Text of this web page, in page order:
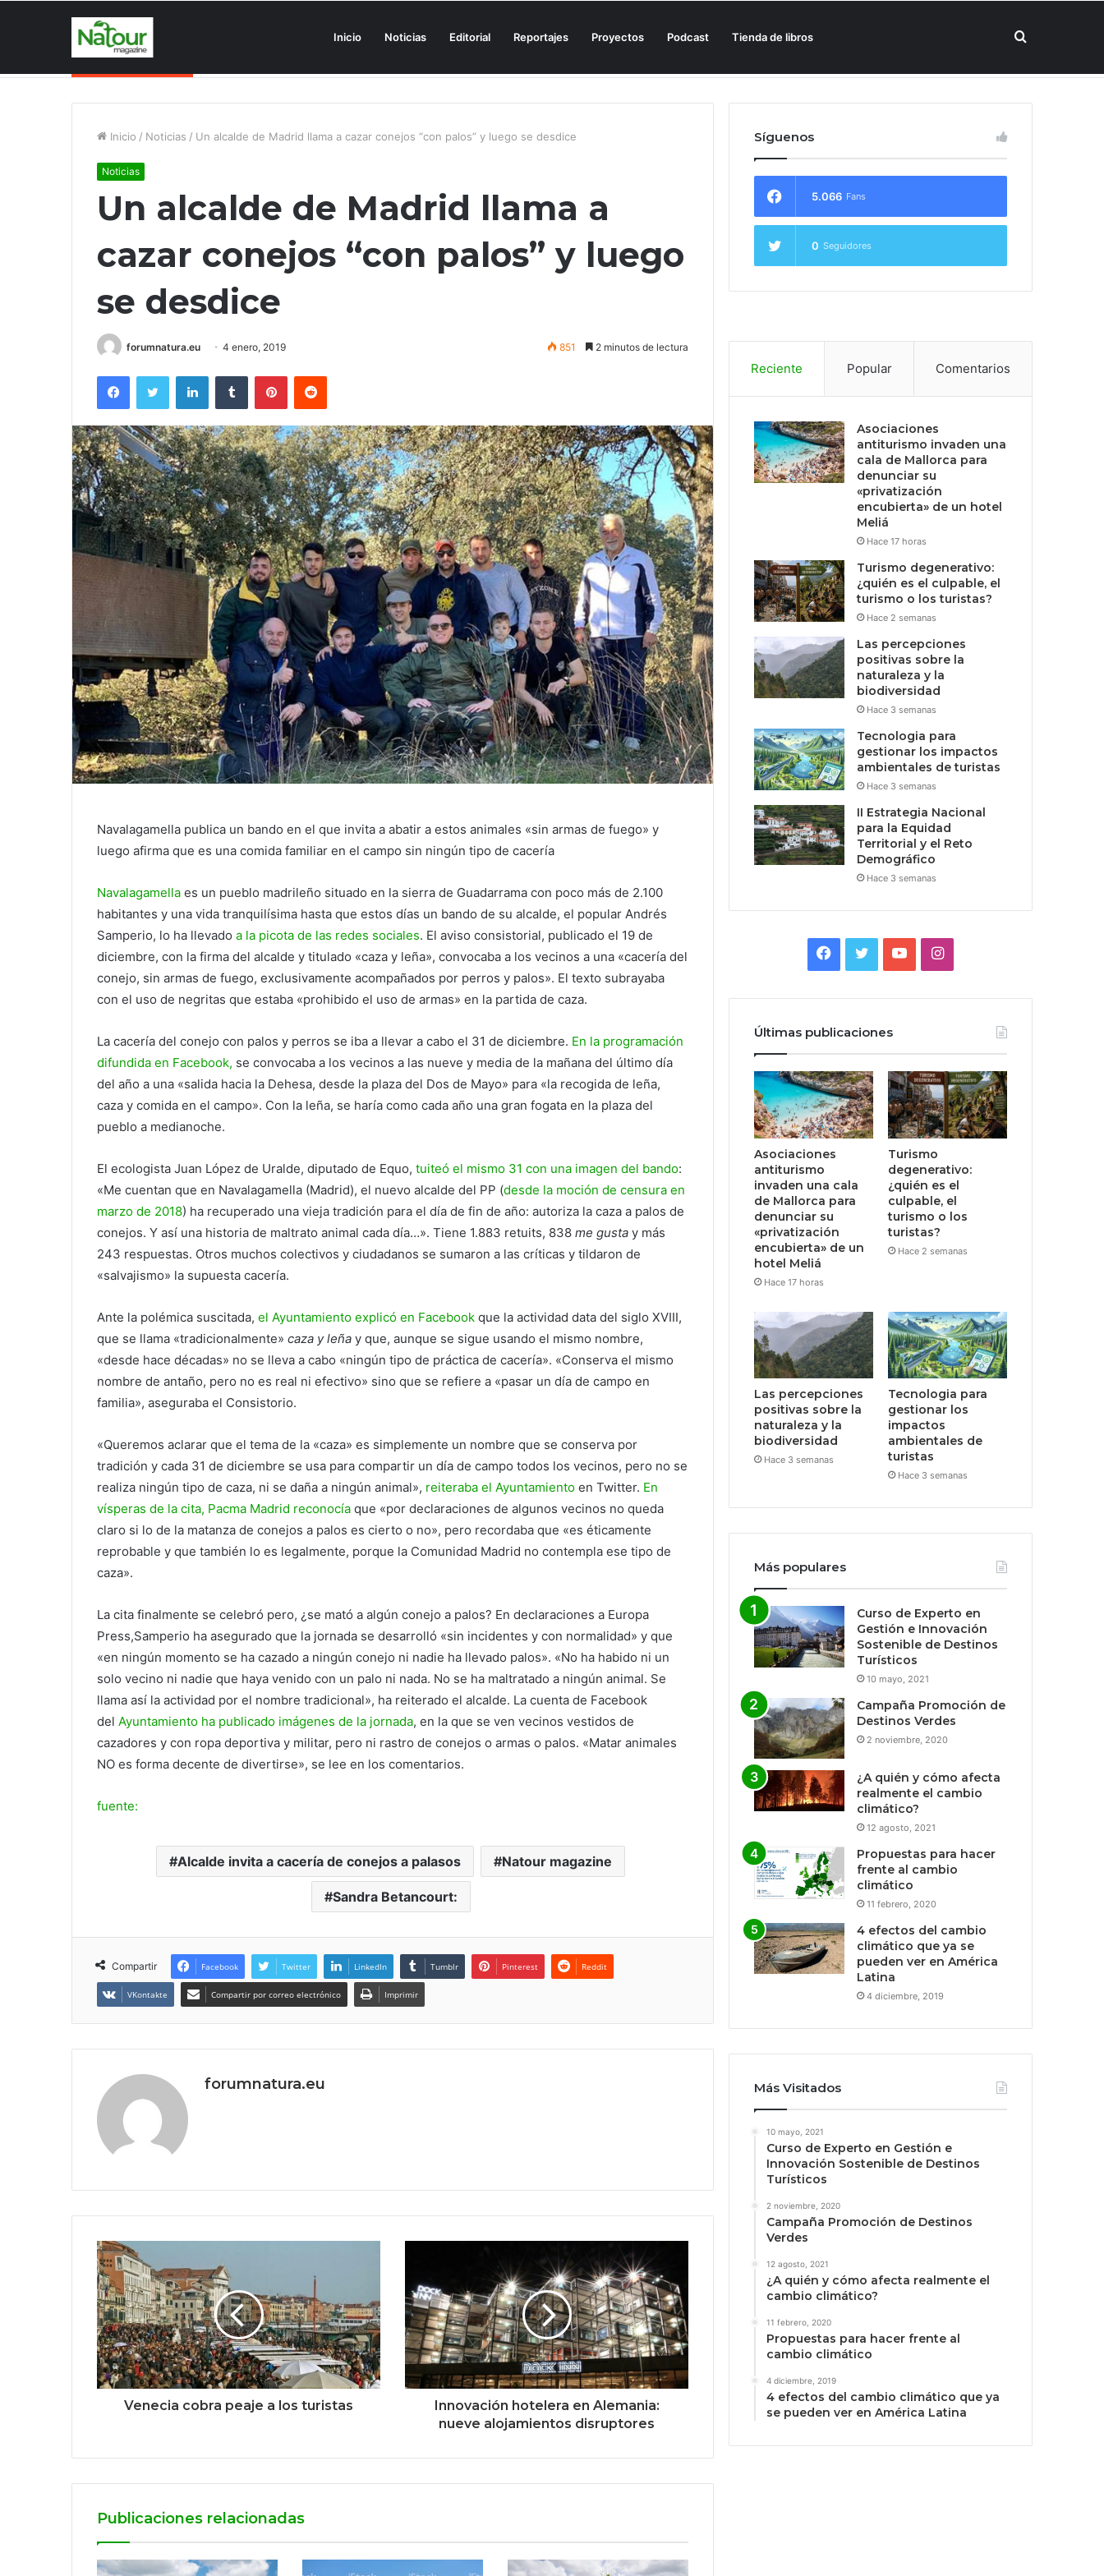
Inicio Noticias Editorial Reportajes Proyectos Podcast Tienda de libros Buscar
Inicio / Noticias / Un alcalde de Madrid llama a cazar conejos “con palos” y luego se desdice
Noticias
Un alcalde de Madrid llama a
cazar conejos “con palos” y luego
se desdice
forumnatura.eu 4 enero, 2019 851 2 minutos de lectura
FacebookTwitter LinkedInTumblr PinterestReddit
Navalagamella publica un bando en el que invita a abatir a estos animales «sin armas de fuego» y
luego afirma que es una comida familiar en el campo sin ningún tipo de cacería
Navalagamella es un pueblo madrileño situado en la sierra de Guadarrama con poco más de 2.100
habitantes y una vida tranquilísima hasta que estos días un bando de su alcalde, el popular Andrés
Samperio, lo ha llevado a la picota de las redes sociales. El aviso consistorial, publicado el 19 de
diciembre, con la firma del alcalde y titulado «caza y leña», convocaba a los vecinos a una «cacería del
conejo, sin armas de fuego, exclusivamente acompañados por perros y palos». El texto subrayaba
con el uso de negritas que estaba «prohibido el uso de armas» en la partida de caza.
La cacería del conejo con palos y perros se iba a llevar a cabo el 31 de diciembre. En la programación
difundida en Facebook, se convocaba a los vecinos a las nueve y media de la mañana del último día
del año a una «salida hacia la Dehesa, desde la plaza del Dos de Mayo» para «la recogida de leña,
caza y comida en el campo». Con la leña, se haría como cada año una gran fogata en la plaza del
pueblo a medianoche.
El ecologista Juan López de Uralde, diputado de Equo, tuiteó el mismo 31 con una imagen del bando:
«Me cuentan que en Navalagamella (Madrid), el nuevo alcalde del PP (desde la moción de censura en
marzo de 2018) ha recuperado una vieja tradición para el día de fin de año: autoriza la caza a palos de
conejos. Y así una historia de maltrato animal cada día…». Tiene 1.883 retuits, 838 me gusta y más
243 respuestas. Otros muchos colectivos y ciudadanos se sumaron a las críticas y tildaron de
«salvajismo» la supuesta cacería.
Ante la polémica suscitada, el Ayuntamiento explicó en Facebook que la actividad data del siglo XVIII,
que se llama «tradicionalmente» caza y leña y que, aunque se sigue usando el mismo nombre,
«desde hace décadas» no se lleva a cabo «ningún tipo de práctica de cacería». «Conserva el mismo
nombre de antaño, pero no es real ni efectivo» sino que se refiere a «pasar un día de campo en
familia», aseguraba el Consistorio.
«Queremos aclarar que el tema de la «caza» es simplemente un nombre que se conserva por
tradición y cada 31 de diciembre se usa para compartir un día de campo todos los vecinos, pero no se
realiza ningún tipo de caza, ni se daña a ningún animal», reiteraba el Ayuntamiento en Twitter. En
vísperas de la cita, Pacma Madrid reconocía que «por declaraciones de algunos vecinos no queda
claro si lo de la matanza de conejos a palos es cierto o no», pero recordaba que «es éticamente
reprobable y que también lo es legalmente, porque la Comunidad Madrid no contempla ese tipo de
caza».
La cita finalmente se celebró pero, ¿se mató a algún conejo a palos? En declaraciones a Europa
Press,Samperio ha asegurado que la jornada se desarrolló «sin incidentes y con normalidad» y que
«en ningún momento se ha cazado a ningún conejo ni nadie ha llevado palos». «No ha habido ni un
solo vecino ni nadie que haya venido con un palo ni nada. No se ha maltratado a ningún animal. Se
llama así la actividad por el nombre tradicional», ha reiterado el alcalde. La cuenta de Facebook
del Ayuntamiento ha publicado imágenes de la jornada, en la que se ven vecinos vestidos de
cazadores y con ropa deportiva y militar, pero ni rastro de conejos o armas o palos. «Matar animales
NO es forma decente de divertirse», se lee en los comentarios.
fuente:
Alcalde invita a cacería de conejos a palasos Natour magazine
Sandra Betancourt:
Compartir Facebook Twitter LinkedIn Tumblr Pinterest Reddit
VKontakte Compartir por correo electrónico Imprimir
forumnatura.eu
Venecia cobra peaje a los turistas
Innovación hotelera en Alemania:
nueve alojamientos disruptores
Publicaciones relacionadas
Síguenos
5.066 Fans
0 Seguidores
Reciente Popular Comentarios
Asociaciones
antiturismo invaden una
cala de Mallorca para
denunciar su
«privatización
encubierta» de un hotel
Meliá
Hace 17 horas
Turismo degenerativo:
¿quién es el culpable, el
turismo o los turistas?
Hace 2 semanas
Las percepciones
positivas sobre la
naturaleza y la
biodiversidad
Hace 3 semanas
Tecnologia para
gestionar los impactos
ambientales de turistas
Hace 3 semanas
II Estrategia Nacional
para la Equidad
Territorial y el Reto
Demográfico
Hace 3 semanas
Facebook
TwitterYouTubeInstagram
Últimas publicaciones
Asociaciones
antiturismo
invaden una cala
de Mallorca para
denunciar su
«privatización
encubierta» de un
hotel Meliá
Hace 17 horas
Turismo
degenerativo:
¿quién es el
culpable, el
turismo o los
turistas?
Hace 2 semanas
Las percepciones
positivas sobre la
naturaleza y la
biodiversidad
Hace 3 semanas
Tecnologia para
gestionar los
impactos
ambientales de
turistas
Hace 3 semanas
Más populares
Curso de Experto en
Gestión e Innovación
Sostenible de Destinos
Turísticos
10 mayo, 2021
Campaña Promoción de
Destinos Verdes
2 noviembre, 2020
¿A quién y cómo afecta
realmente el cambio
climático?
12 agosto, 2021
Propuestas para hacer
frente al cambio
climático
11 febrero, 2020
4 efectos del cambio
climático que ya se
pueden ver en América
Latina
4 diciembre, 2019
Más Visitados
10 mayo, 2021
Curso de Experto en Gestión e
Innovación Sostenible de Destinos
Turísticos
2 noviembre, 2020
Campaña Promoción de Destinos
Verdes
12 agosto, 2021
¿A quién y cómo afecta realmente el
cambio climático?
11 febrero, 2020
Propuestas para hacer frente al
cambio climático
4 diciembre, 2019
4 efectos del cambio climático que ya
se pueden ver en América Latina